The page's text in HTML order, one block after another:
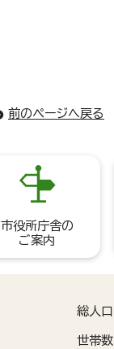
前のページへ戻る
市役所庁舎の
ご案内
総人口
世帯数